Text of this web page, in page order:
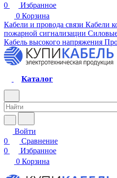
0
Избранное
0 Корзина
Кабели и провода связи Кабели
пожарной сигнализации
Кабель высокого напряжения
Каталог
Войти
0
Сравнение
0
Избранное
0 Корзина